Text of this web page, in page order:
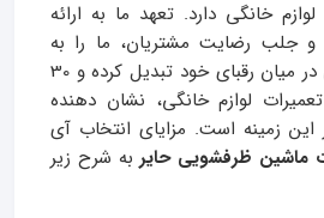
خانگی دارد. تعهد ما به ارائه
و جلب رضایت مشتریان، ما را به
عنوان انتخابی مطمئن در میان رقبای خود تبدیل کرده و 30
لوازم خانگی، نشان‌ دهنده
زمینه است. مزایای انتخاب آی
ماشین ظرفشویی حایربه شرح زیر